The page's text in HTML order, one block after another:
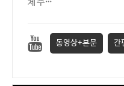
동영상+본문 간